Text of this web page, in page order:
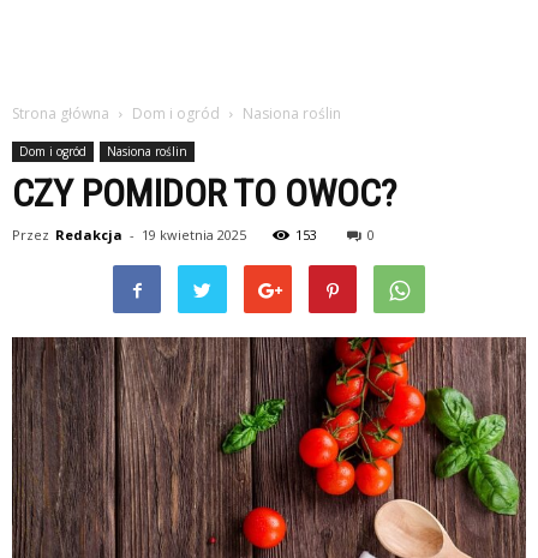
Strona główna Dom i ogród Nasiona roślin
Dom i ogród Nasiona roślin
CZY POMIDOR TO OWOC?
Przez Redakcja - 19 kwietnia 2025 153 0